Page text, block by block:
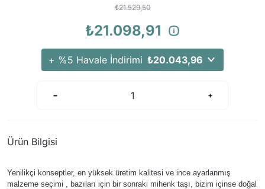
₺21.529,50
₺21.098,91
+ %5 Havale İndirimi ₺20.043,96
Ürün Bilgisi
Yenilikçi konseptler, en yüksek üretim kalitesi ve ince ayarlanmış
malzeme seçimi , bazıları için bir sonraki mihenk taşı, bizim içinse doğal